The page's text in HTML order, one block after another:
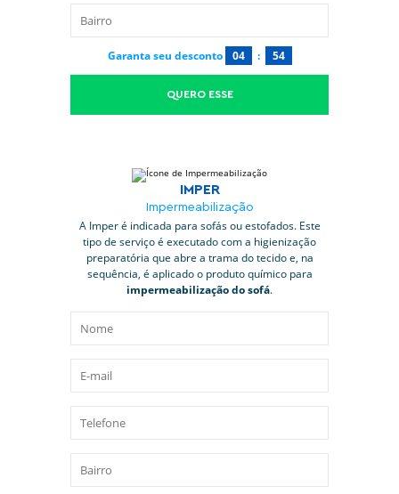
Garanta seu desconto 04 : 53
QUERO ESSE
IMPER
Impermeabilização
A Imper é indicada para sofás ou estofados. Este
tipo de serviço é executado com a higienização
preparatória que abre a trama do tecido e, na
sequência, é aplicado o produto químico para
impermeabilização do sofá.